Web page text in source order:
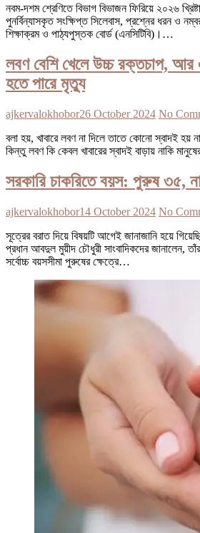
নবম-দশম শ্রেণিতে বিভাগ বিভাজন ফিরিয়ে ২০২৬
পুনর্বিন্যাসকৃত সংক্ষিপ্ত সিলেবাস, প্রশ্নের ধরন ও
শিক্ষাক্রম ও পাঠ্যপুস্তক বোর্ড (এনসিটিবি)।…
লবণ বেশি খেলে উচ্চ রক্তচাপ, আর
হতে পারে মৃত্যু
ajkervalokhobor26 October 2024 No
বলা হয়, খাবারে লবণ না দিলে তাতে কোনো স্বাদই হয়
কিন্তু লবণ কি কেবল খাবারের স্বাদই বাড়ায় নাকি
সরকারি চাকরিতে বয়স: পুরুষ ৩৫,
ajkervalokhobor14 October 2024 No
সূত্রের বরাত দিয়ে বিষয়টি আগেই জানাজানি হয়ে
প্রধান আবদুল মুয়ীদ চৌধুরী সাংবাদিকদের জানালেন,
সর্বোচ্চ বয়সসীমা পুরুষের ক্ষেত্রে…